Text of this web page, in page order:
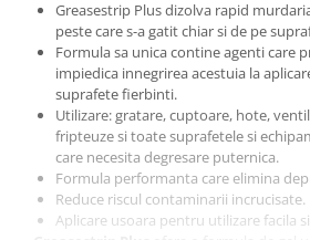
Cearceaf hartie & cearceaf hartie
Hartie igienica
Prosoape hartie pliate
Pungi igienice
Role hartie industriala
Role prosop hartie
Servetele masa & faciale
Greasestrip Plus dizolva rapid
peste care s-a gatit chiar si de pe
Formula sa unica contine agenti care
impiedica innegrirea acestuia la
suprafete fierbinti.
Utilizare: gratare, cuptoare, hote,
fripteuze si toate suprafetele si
care necesita degresare puternica.
Formula performanta care elimina
Reduce riscul contaminarii incrucisate.
Aplicare usoara pentru utilizare facila